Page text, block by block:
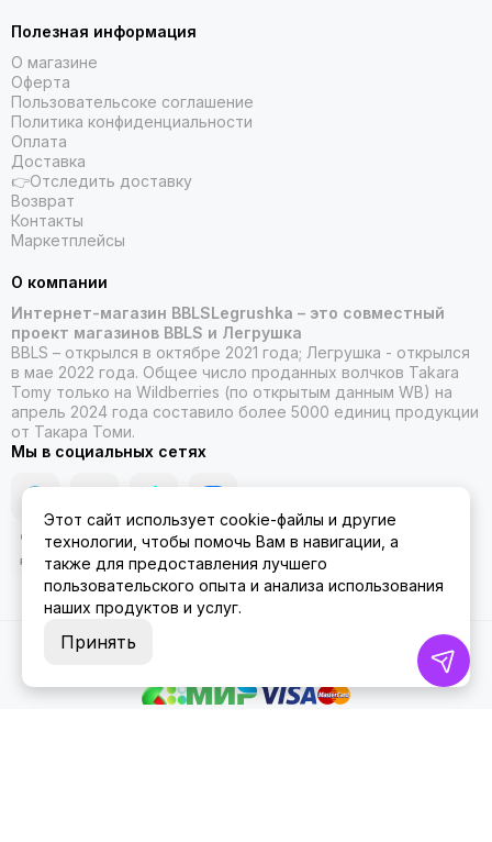
Полезная информация
О магазине
Оферта
Пользовательсоке соглашение
Политика конфиденциальности
Оплата
Доставка
👉Отследить доставку
Возврат
Контакты
Маркетплейсы
О компании
Интернет-магазин BBLSLegrushka – это совместный
проект магазинов BBLS и Легрушка
BBLS – открылся в октябре 2021 года; Легрушка - открылся
в мае 2022 года. Общее число проданных волчков Takara
Tomy только на Wildberries (по открытым данным WB) на
апрель 2024 года составило более 5000 единиц продукции
от Такара Томи.
Мы в социальных сетях
2026 © ББЛСЛегрушка.
Этот сайт использует cookie-файлы и другие
технологии, чтобы помочь Вам в навигации, а
также для предоставления лучшего
пользовательского опыта и анализа использования
наших продуктов и услуг.
Принять